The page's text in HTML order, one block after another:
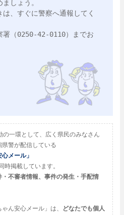
しょう。
は、すぐに警察へ通報してく
署（0250‐42‐0110）までお
の一環として、広く県民のみなさん
警が配信している
メール」
時掲載しています。
・不審者情報、事件の発生・手配情
ん安心メール」は、
どなたでも個人